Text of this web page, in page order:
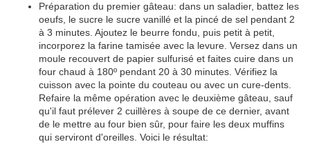
Préparation du premier gâteau: dans un saladier, battez les
oeufs, le sucre le sucre vanillé et la pincé de sel pendant 2
à 3 minutes. Ajoutez le beurre fondu, puis petit à petit,
incorporez la farine tamisée avec la levure. Versez dans un
moule recouvert de papier sulfurisé et faites cuire dans un
four chaud à 180º pendant 20 à 30 minutes. Vérifiez la
cuisson avec la pointe du couteau ou avec un cure-dents.
Refaire la même opération avec le deuxième gâteau, sauf
qu'il faut prélever 2 cuillères à soupe de ce dernier, avant
de le mettre au four bien sûr, pour faire les deux muffins
qui serviront d'oreilles. Voici le résultat: